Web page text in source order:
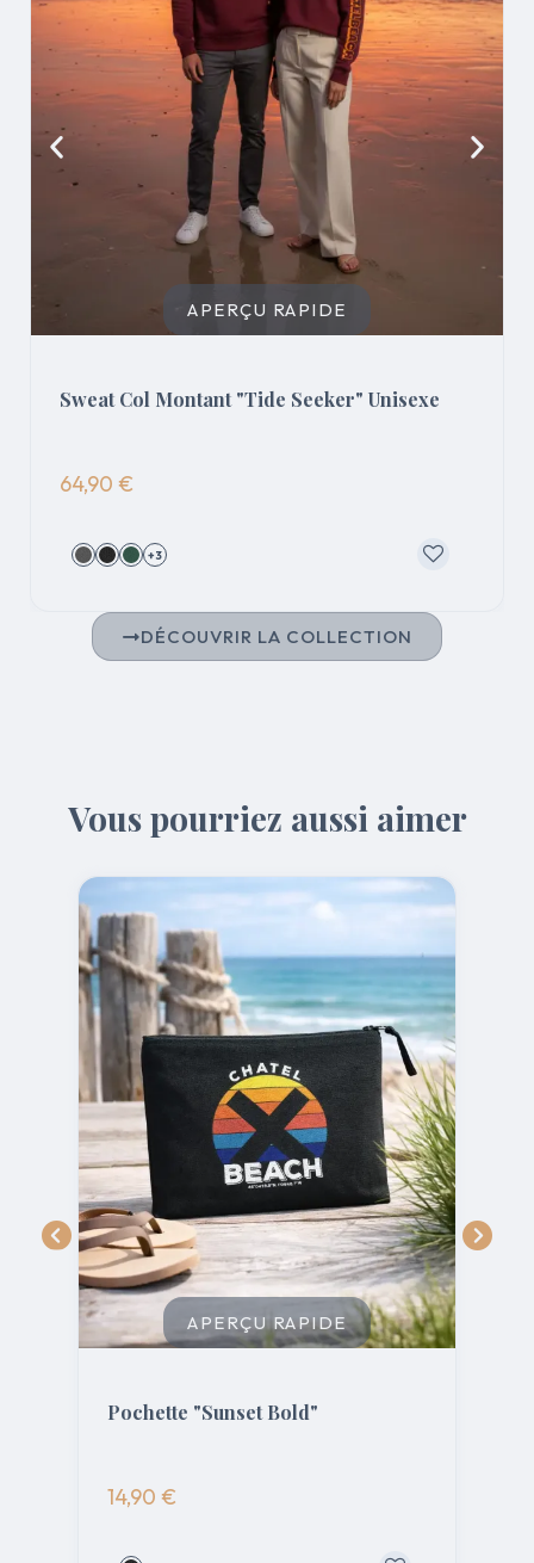
APERÇU RAPIDE
Sweat Col Montant "Tide Seeker" Unisexe
64,90 €
+3
DÉCOUVRIR LA COLLECTION
Vous pourriez aussi aimer
APERÇU RAPIDE
Pochette "Sunset Bold"
14,90 €